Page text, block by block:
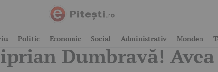
Politic Economic Social Administrativ Monden
murit fotbalistul
Dumbravă! Avea